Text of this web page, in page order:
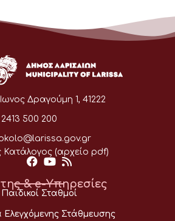
Ίωνος Δραγούμη 1, 41222
2413 500 200
Κατάλογος (αρχείο pdf)
& e-Υπηρεσίες
Παιδικοί Σταθμοί
Ελεγχόμενης Στάθμευσης